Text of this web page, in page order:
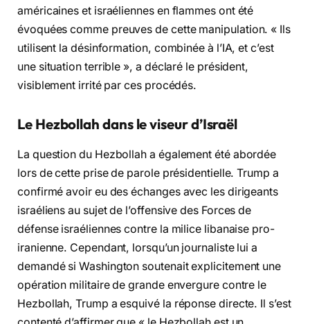
américaines et israéliennes en flammes ont été
évoquées comme preuves de cette manipulation. « Ils
utilisent la désinformation, combinée à l’IA, et c’est
une situation terrible », a déclaré le président,
visiblement irrité par ces procédés.
Le Hezbollah dans le viseur d’Israël
La question du Hezbollah a également été abordée
lors de cette prise de parole présidentielle. Trump a
confirmé avoir eu des échanges avec les dirigeants
israéliens au sujet de l’offensive des Forces de
défense israéliennes contre la milice libanaise pro-
iranienne. Cependant, lorsqu’un journaliste lui a
demandé si Washington soutenait explicitement une
opération militaire de grande envergure contre le
Hezbollah, Trump a esquivé la réponse directe. Il s’est